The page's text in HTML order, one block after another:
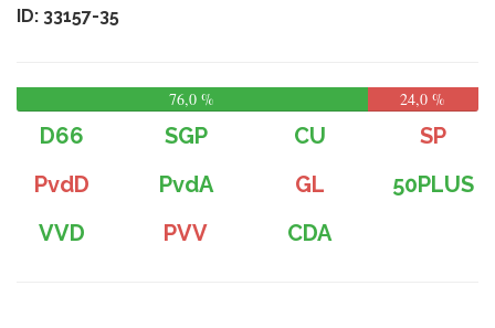
ID: 33157-35
76,0 % 24,0 %
D66 SGP CU
SP
PvdD
PvdA GL
50PLUS
VVD
PVV CDA